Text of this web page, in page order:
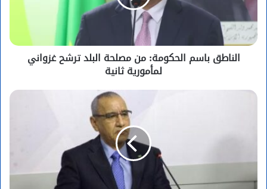
الناطق باسم الحكومة: من مصلحة البلد ترشح غزواني
لمأمورية ثانية